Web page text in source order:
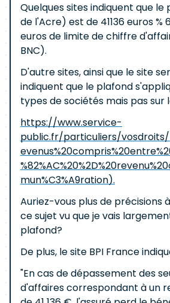
Quelques sites indiquent que
de l'Acre) est de 41136 euros %
euros de limite de chiffre
BNC).
D'autre sites, ainsi que le site
indiquent que le plafond
types de sociétés mais pas sur
https://www.service-
public.fr/particuliers/vosdroits/
mun%C3%A9ration).
Auriez-vous plus de précisions
ce sujet vu que je vais
plafond?
De plus, le site BPI France
"En cas de dépassement des
d'affaires correspondant à un